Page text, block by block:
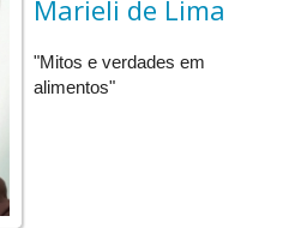
compreender algumas das
e fazer você mesmo os
não seja o próximo a
ampliando os assuntos das
Alimentos”, com Marieli de
Marieli de Lima
"Mitos e verdades em
alimentos"